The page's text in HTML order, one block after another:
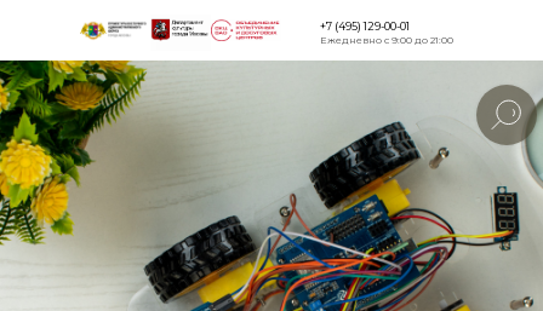
Версия для
+7 (495) 129-00-01
Ежедневно с 9:00 до 21:00